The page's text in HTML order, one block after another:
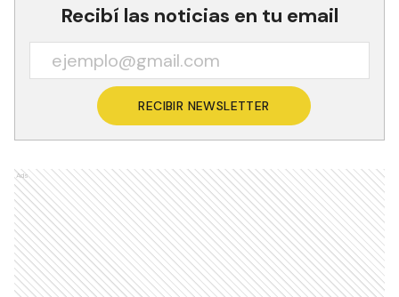
Recibí las noticias en tu email
RECIBIR NEWSLETTER
Ads